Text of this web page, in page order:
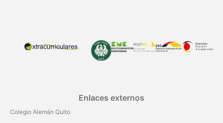
Enlaces externos
Colegio Alemán Quito